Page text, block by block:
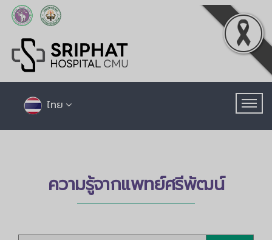
ไทย
ความรู้จากแพทย์ศรีพัฒน์